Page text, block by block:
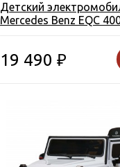
Детский
Mercedes Benz EQC
19 490 ₽